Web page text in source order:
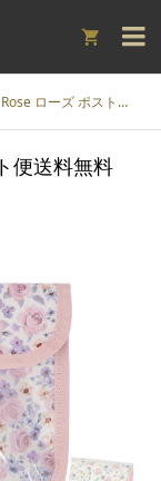

ーズ ポスト便送料無料
便送料無料